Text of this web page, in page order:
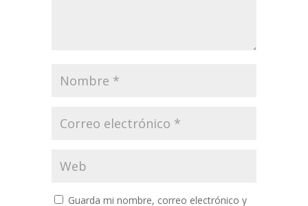
Guarda mi nombre, correo electrónico y